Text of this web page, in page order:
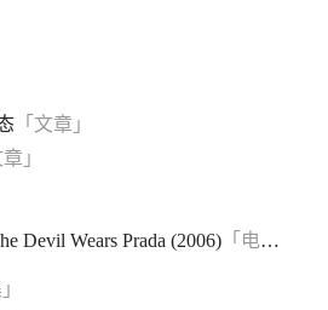
「文章」
」
Devil Wears Prada (2006)「电影」